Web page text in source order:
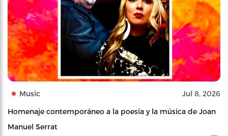
Music Jul 8, 2026
Homenaje contemporáneo a la poesía y la música de Joan
Manuel Serrat